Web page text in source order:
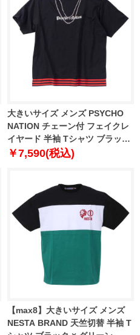
大きいサイズ メンズ PSYCHO
NATION チェーン付 フェイクレ
イヤード 半袖 Tシャツ ブラック
× レッド 1278-4527-1 3L 4L 5L
￥7,590(税込)
【max8】大きいサイズ メンズ
NESTA BRAND 天竺切替 半袖 T